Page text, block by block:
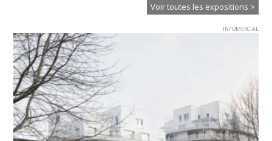
Voir toutes les expositions >
INFOMERCIAL